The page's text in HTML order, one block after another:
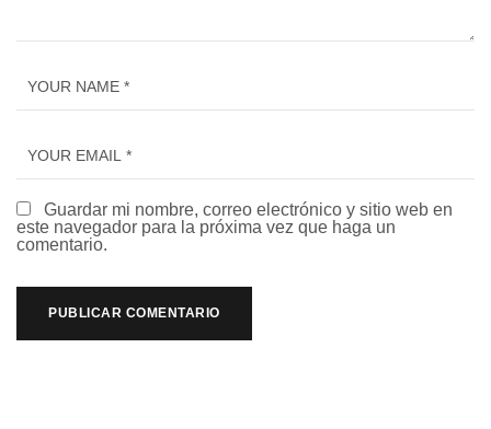
Guardar mi nombre, correo electrónico y sitio web en
este navegador para la próxima vez que haga un
comentario.